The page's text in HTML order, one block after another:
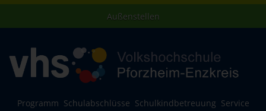
Außenstellen
Programm Schulabschlüsse Schulkindbetreuung Service